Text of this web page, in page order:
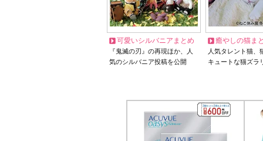
可愛いシルバニアまとめ
『鬼滅の刃』の再現ほか、人
気のシルバニア投稿を公開
癒やしの猫ま
人気タレント猫
キュートな猫ズラ